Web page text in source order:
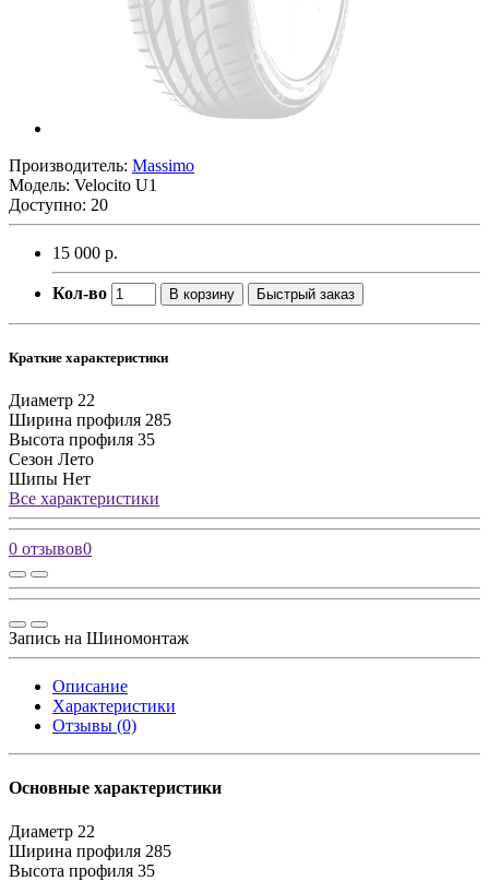
Производитель: Massimo
Модель: Velocito U1
Доступно: 20
15 000 р.
Кол-во В корзину Быстрый заказ
Краткие характеристики
Диаметр 22
Ширина профиля 285
Высота профиля 35
Сезон Лето
Шипы Нет
Все характеристики
0 отзывов0
Запись на Шиномонтаж
Описание
Характеристики
Отзывы (0)
Основные характеристики
Диаметр 22
Ширина профиля 285
Высота профиля 35